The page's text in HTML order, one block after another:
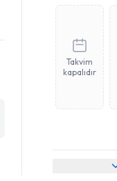
Takvim
kapalıdır